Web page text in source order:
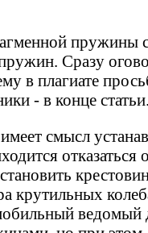
пружины
Сразу
в плагиате
- в конце статьи.
смысл
отказаться
крутильных
ведомый